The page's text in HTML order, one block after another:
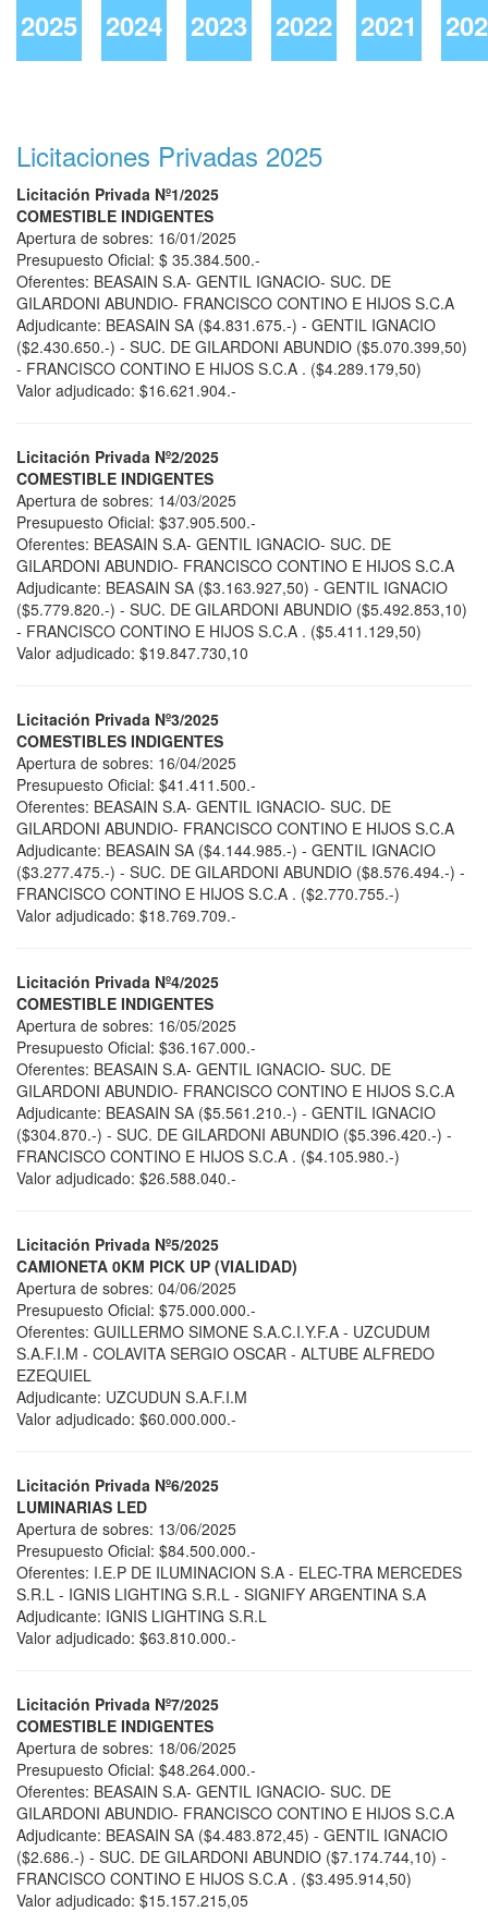
2025 2024 2023 2022 2021
Licitaciones Privadas 2025
Licitación Privada Nº1/2025
COMESTIBLE INDIGENTES
Apertura de sobres: 16/01/2025
Presupuesto Oficial: $ 35.384.500.-
Oferentes: BEASAIN S.A- GENTIL IGNACIO- SUC. DE
GILARDONI ABUNDIO- FRANCISCO CONTINO E HIJOS S.C.A
Adjudicante: BEASAIN SA ($4.831.675.-) - GENTIL IGNACIO
($2.430.650.-) - SUC. DE GILARDONI ABUNDIO ($5.070.399,50)
- FRANCISCO CONTINO E HIJOS S.C.A . ($4.289.179,50)
Valor adjudicado: $16.621.904.-
Licitación Privada Nº2/2025
COMESTIBLE INDIGENTES
Apertura de sobres: 14/03/2025
Presupuesto Oficial: $37.905.500.-
Oferentes: BEASAIN S.A- GENTIL IGNACIO- SUC. DE
GILARDONI ABUNDIO- FRANCISCO CONTINO E HIJOS S.C.A
Adjudicante: BEASAIN SA ($3.163.927,50) - GENTIL IGNACIO
($5.779.820.-) - SUC. DE GILARDONI ABUNDIO ($5.492.853,10)
- FRANCISCO CONTINO E HIJOS S.C.A . ($5.411.129,50)
Valor adjudicado: $19.847.730,10
Licitación Privada Nº3/2025
COMESTIBLES INDIGENTES
Apertura de sobres: 16/04/2025
Presupuesto Oficial: $41.411.500.-
Oferentes: BEASAIN S.A- GENTIL IGNACIO- SUC. DE
GILARDONI ABUNDIO- FRANCISCO CONTINO E HIJOS S.C.A
Adjudicante: BEASAIN SA ($4.144.985.-) - GENTIL IGNACIO
($3.277.475.-) - SUC. DE GILARDONI ABUNDIO ($8.576.494.-) -
FRANCISCO CONTINO E HIJOS S.C.A . ($2.770.755.-)
Valor adjudicado: $18.769.709.-
Licitación Privada Nº4/2025
COMESTIBLE INDIGENTES
Apertura de sobres: 16/05/2025
Presupuesto Oficial: $36.167.000.-
Oferentes: BEASAIN S.A- GENTIL IGNACIO- SUC. DE
GILARDONI ABUNDIO- FRANCISCO CONTINO E HIJOS S.C.A
Adjudicante: BEASAIN SA ($5.561.210.-) - GENTIL IGNACIO
($304.870.-) - SUC. DE GILARDONI ABUNDIO ($5.396.420.-) -
FRANCISCO CONTINO E HIJOS S.C.A . ($4.105.980.-)
Valor adjudicado: $26.588.040.-
Licitación Privada Nº5/2025
CAMIONETA 0KM PICK UP (VIALIDAD)​
Apertura de sobres: 04/06/2025
Presupuesto Oficial: $75.000.000.-
Oferentes: GUILLERMO SIMONE S.A.C.I.Y.F.A - UZCUDUM
S.A.F.I.M - COLAVITA SERGIO OSCAR - ALTUBE ALFREDO
EZEQUIEL
Adjudicante: UZCUDUN S.A.F.I.M
Valor adjudicado: $60.000.000.-
Licitación Privada Nº6/2025
LUMINARIAS LED​
Apertura de sobres: 13/06/2025
Presupuesto Oficial: $84.500.000.-
Oferentes: I.E.P DE ILUMINACION S.A - ELEC-TRA MERCEDES
S.R.L - IGNIS LIGHTING S.R.L - SIGNIFY ARGENTINA S.A
Adjudicante: IGNIS LIGHTING S.R.L
Valor adjudicado: $63.810.000.-
Licitación Privada Nº7/2025
COMESTIBLE INDIGENTES
Apertura de sobres: 18/06/2025
Presupuesto Oficial: $48.264.000.-
Oferentes: BEASAIN S.A- GENTIL IGNACIO- SUC. DE
GILARDONI ABUNDIO- FRANCISCO CONTINO E HIJOS S.C.A
Adjudicante: BEASAIN SA ($4.483.872,45) - GENTIL IGNACIO
($2.686.-) - SUC. DE GILARDONI ABUNDIO ($7.174.744,10) -
FRANCISCO CONTINO E HIJOS S.C.A . ($3.495.914,50)
Valor adjudicado: $15.157.215,05